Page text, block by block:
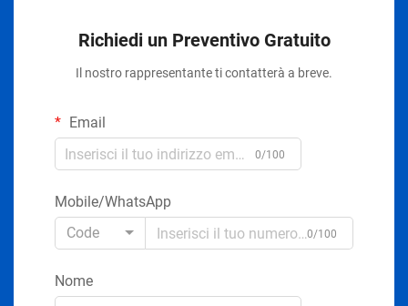
Richiedi un Preventivo Gratuito
Il nostro rappresentante ti contatterà a breve.
Email
0/100
Mobile/WhatsApp
Code
0/100
Nome